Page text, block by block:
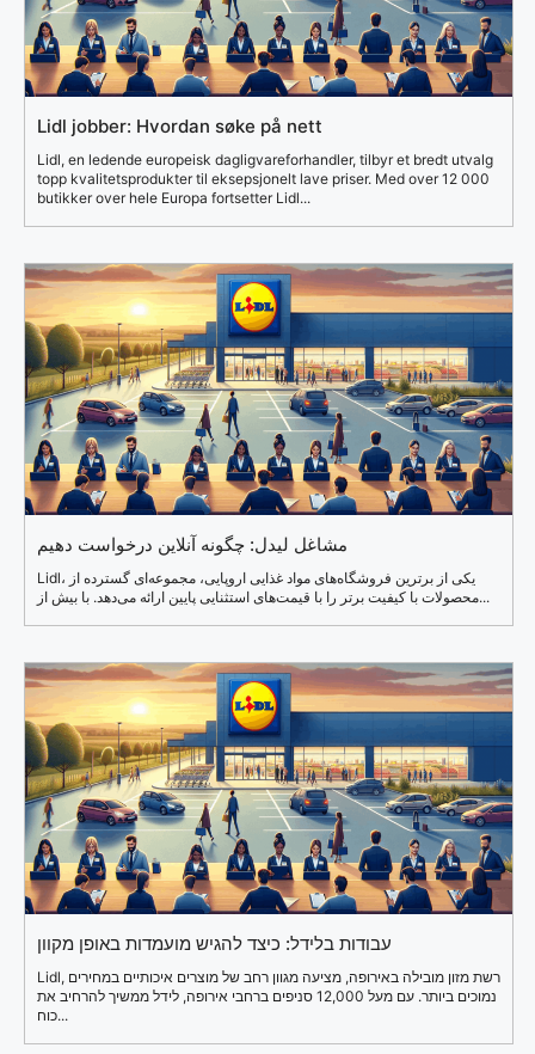
Lidl jobber: Hvordan søke på nett
Lidl, en ledende europeisk dagligvareforhandler, tilbyr et bredt utvalg
topp kvalitetsprodukter til eksepsjonelt lave priser. Med over 12 000
butikker over hele Europa fortsetter Lidl...
مشاغل لیدل: چگونه آنلاین درخواست دهیم
Lidl، یکی از برترین فروشگاه‌های مواد غذایی اروپایی، مجموعه‌ای گسترده از
محصولات با کیفیت برتر را با قیمت‌های استثنایی پایین ارائه می‌دهد. با بیش از...
עבודות בלידל: כיצד להגיש מועמדות באופן מקוון
Lidl, רשת מזון מובילה באירופה, מציעה מגוון רחב של מוצרים איכותיים במחירים
נמוכים ביותר. עם מעל 12,000 סניפים ברחבי אירופה, לידל ממשיך להרחיב את
כוח...